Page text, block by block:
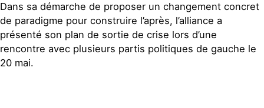
Dans sa démarche de proposer un changement concret
de paradigme pour construire l’après, l’alliance a
présenté son plan de sortie de crise lors d’une
rencontre avec plusieurs partis politiques de gauche le
20 mai.